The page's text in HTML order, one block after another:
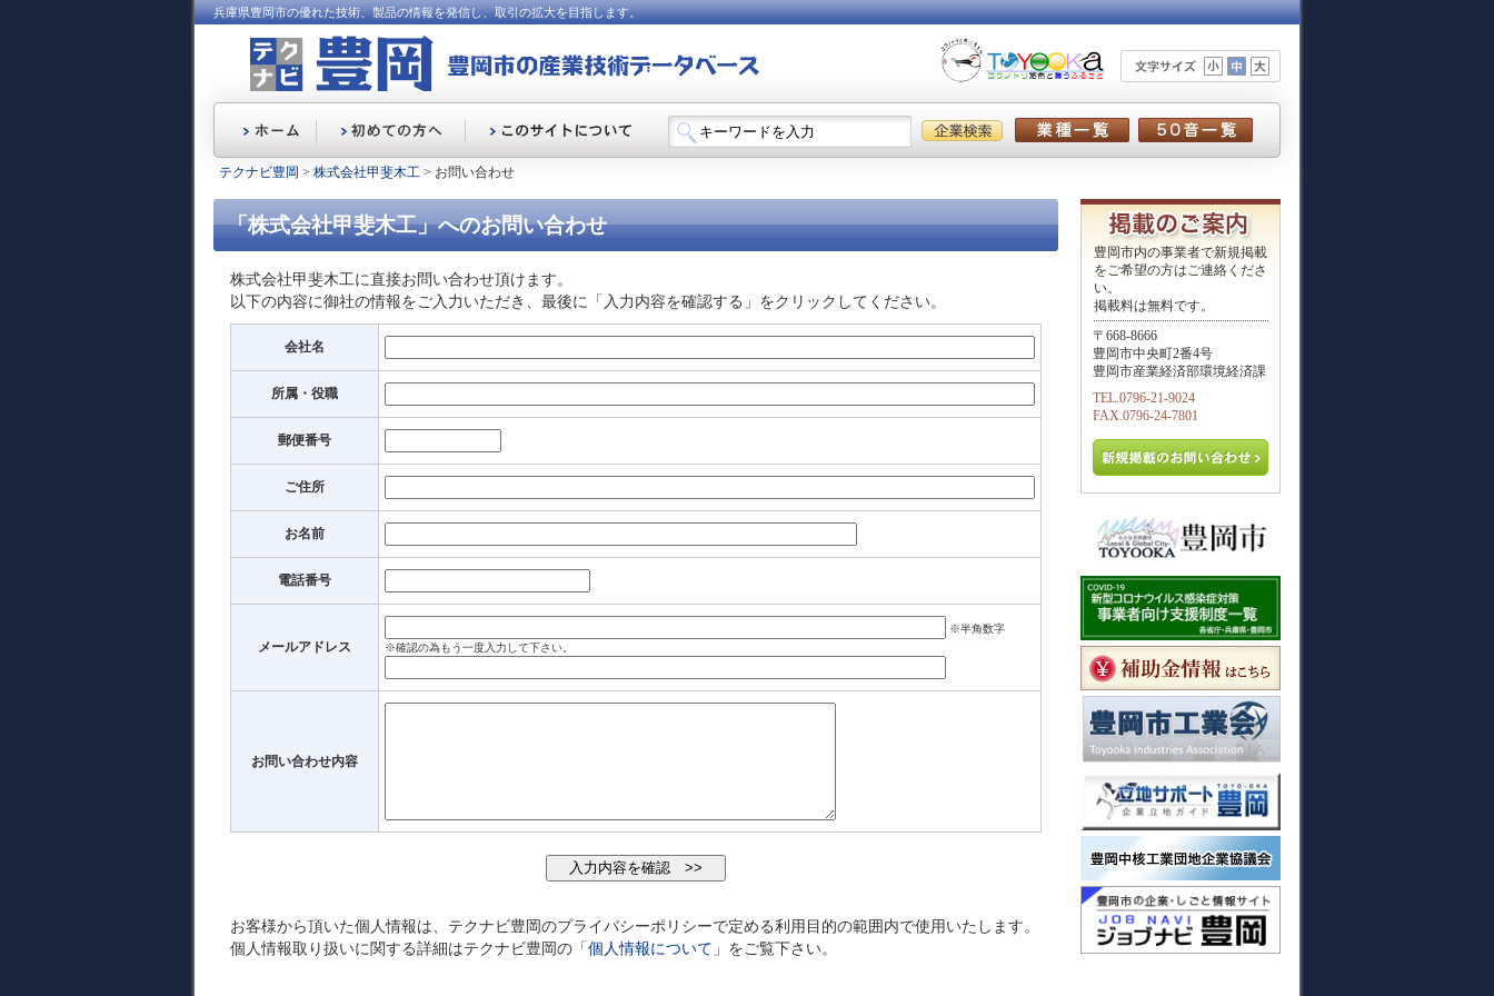
兵庫県豊岡市の優れた技術、製品の情報を発信し、取引の拡大を目指します。
テクナビ豊岡 > 株式会社甲斐木工 > お問い合わせ
「株式会社甲斐木工」へのお問い合わせ
株式会社甲斐木工に直接お問い合わせ頂けます。
以下の内容に御社の情報をご入力いただき、最後に「入力内容を確認する」をクリックしてください。
会社名
所属・役職
郵便番号
ご住所
お名前
電話番号
メールアドレス
※半角数字
※確認の為もう一度入力して下さい。
お問い合わせ内容
お客様から頂いた個人情報は、テクナビ豊岡のプライバシーポリシーで定める利用目的の範囲内で使用いたします。
個人情報取り扱いに関する詳細はテクナビ豊岡の「個人情報について 」をご覧下さい。
豊岡市内の事業者で新規掲載
をご希望の方はご連絡くださ
い。
掲載料は無料です。
〒668-8666
豊岡市中央町2番4号
豊岡市産業経済部環境経済課
TEL.0796-21-9024
FAX.0796-24-7801